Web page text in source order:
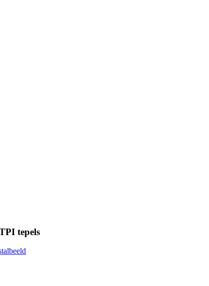
tepels